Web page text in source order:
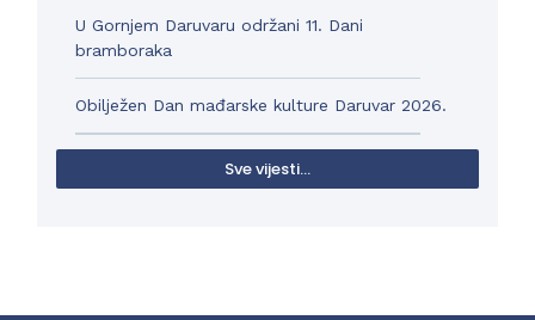
U Gornjem Daruvaru održani 11. Dani
bramboraka
Obilježen Dan mađarske kulture Daruvar 2026.
Sve vijesti...